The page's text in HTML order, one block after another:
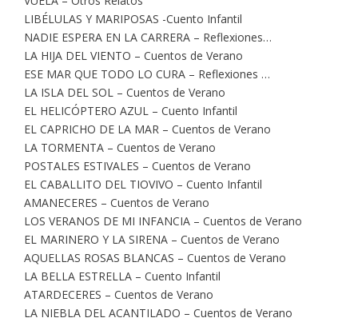
LIBÉLULAS Y MARIPOSAS -Cuento Infantil
NADIE ESPERA EN LA CARRERA – Reflexiones…
LA HIJA DEL VIENTO – Cuentos de Verano
ESE MAR QUE TODO LO CURA – Reflexiones …
LA ISLA DEL SOL – Cuentos de Verano
EL HELICÓPTERO AZUL – Cuento Infantil
EL CAPRICHO DE LA MAR – Cuentos de Verano
LA TORMENTA – Cuentos de Verano
POSTALES ESTIVALES – Cuentos de Verano
EL CABALLITO DEL TIOVIVO – Cuento Infantil
AMANECERES – Cuentos de Verano
LOS VERANOS DE MI INFANCIA – Cuentos de Verano
EL MARINERO Y LA SIRENA – Cuentos de Verano
AQUELLAS ROSAS BLANCAS – Cuentos de Verano
LA BELLA ESTRELLA – Cuento Infantil
ATARDECERES – Cuentos de Verano
LA NIEBLA DEL ACANTILADO – Cuentos de Verano